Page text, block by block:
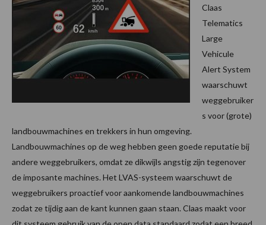
Claas
Telematics
Large
Vehicule
Alert System
waarschuwt
weggebruiker
s voor (grote)
landbouwmachines en trekkers in hun omgeving.
Landbouwmachines op de weg hebben geen goede reputatie bij
andere weggebruikers, omdat ze dikwijls angstig zijn tegenover
de imposante machines. Het LVAS-systeem waarschuwt de
weggebruikers proactief voor aankomende landbouwmachines
zodat ze tijdig aan de kant kunnen gaan staan. Claas maakt voor